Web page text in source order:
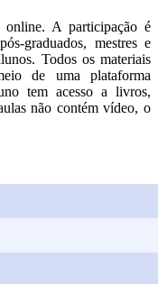
online. A participação é
graduados, mestres e
Todos os materiais
de uma plataforma
tem acesso a livros,
não contém vídeo, o